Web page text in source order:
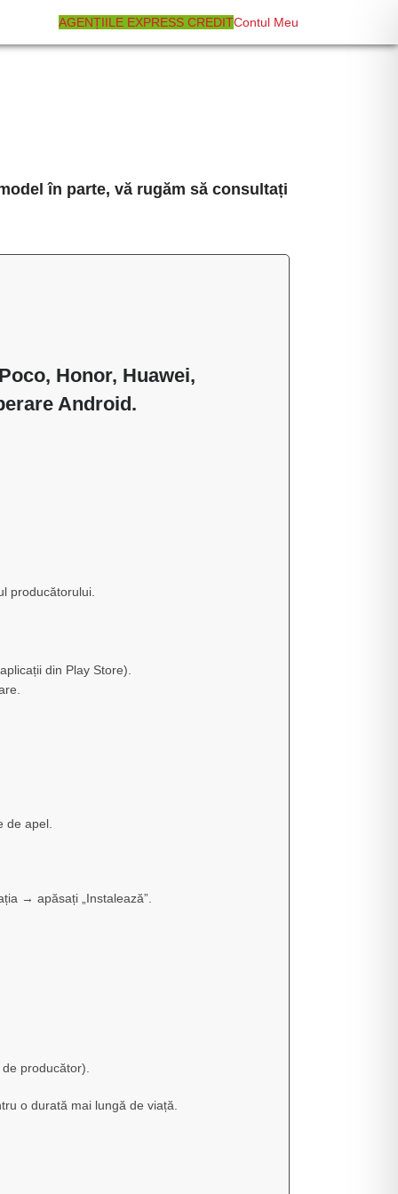
AGENȚIILE EXPRESS CREDITContul Meu
în parte, vă rugăm să consultați
Honor, Huawei,
Android.
producătorului.
din Play Store).
de apel.
→ apăsați „Instalează”.
producător).
o durată mai lungă de viață.